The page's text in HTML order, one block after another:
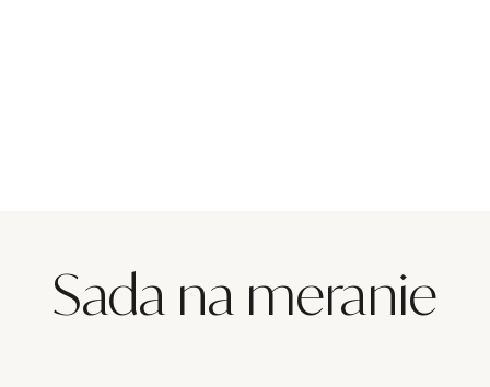
Sada na meranie